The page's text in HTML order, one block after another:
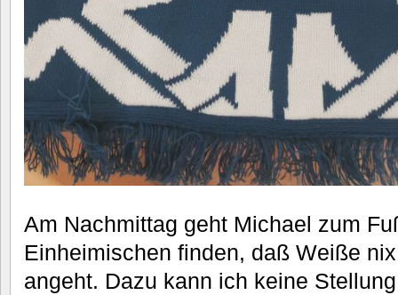
Am Nachmittag geht Michael zum
Einheimischen finden, daß Weiße
angeht. Dazu kann ich keine